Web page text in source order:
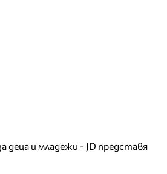
деца и младежи - JD представя